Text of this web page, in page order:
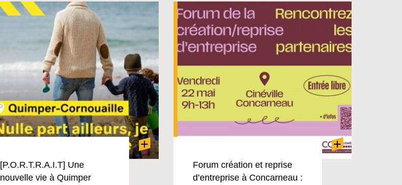
+
[P.O.R.T.R.A.I.T] Une
nouvelle vie à Quimper
+
Forum création et reprise
d’entreprise à Concarneau :